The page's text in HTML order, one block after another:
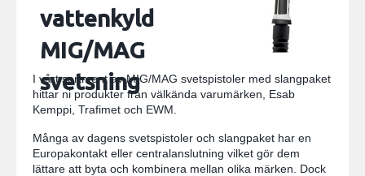
vattenkyld
MIG/MAG
svetsning
I vårt sortment av MIG/MAG svetspistoler med slangpaket
hittar ni produkter från välkända varumärken, Esab
Kemppi, Trafimet och EWM.
Många av dagens svetspistoler och slangpaket har en
Europakontakt eller centralanslutning vilket gör dem
lättare att byta och kombinera mellan olika märken. Dock